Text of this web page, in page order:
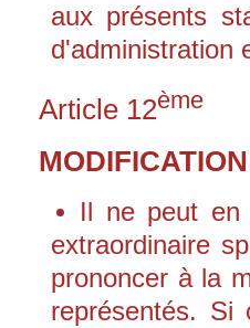
aux présents
d'administration
Article 12ème
Il ne peut en
extraordinaire
prononcer à la
représentés. Si